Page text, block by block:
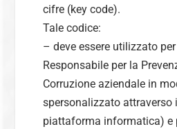
cifre (key code).
Tale codice:
– deve essere utilizzato
Responsabile per la
Corruzione aziendale in
spersonalizzato attraverso
piattaforma informatica) e